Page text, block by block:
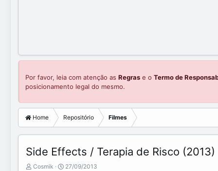
Por favor, leia com atenção as Regras e o Termo de
posicionamento legal do mesmo.
Home Repositório Filmes
Side Effects / Terapia de Risco (2013)
A
Cosmik
C
27/09/2013